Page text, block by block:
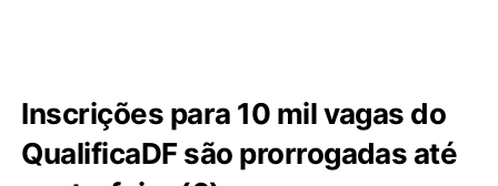
Inscrições para 10 mil vagas do
QualificaDF são prorrogadas até